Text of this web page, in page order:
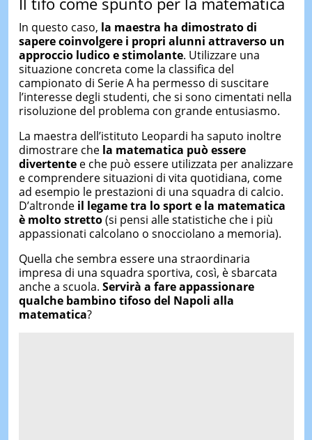
In questo caso, la maestra ha dimostrato di
sapere coinvolgere i propri alunni attraverso un
approccio ludico e stimolante. Utilizzare una
situazione concreta come la classifica del
campionato di Serie A ha permesso di suscitare
l’interesse degli studenti, che si sono cimentati nella
risoluzione del problema con grande entusiasmo.
La maestra dell’istituto Leopardi ha saputo inoltre
dimostrare che la matematica può essere
divertentee che può essere utilizzata per analizzare
e comprendere situazioni di vita quotidiana, come
ad esempio le prestazioni di una squadra di calcio.
D’altronde il legame tra lo sport e la matematica
è molto stretto(si pensi alle statistiche che i più
appassionati calcolano o snocciolano a memoria).
Quella che sembra essere una straordinaria
impresa di una squadra sportiva, così, è sbarcata
anche a scuola. Servirà a fare appassionare
qualche bambino tifoso del Napoli alla
matematica?